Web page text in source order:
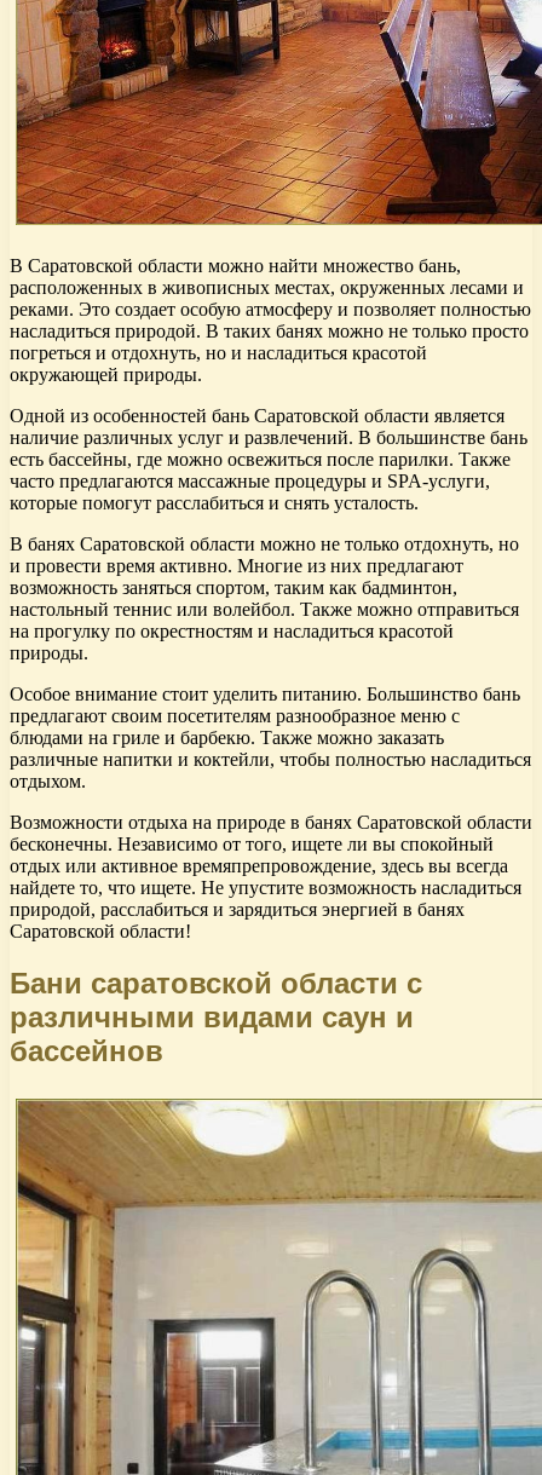
В Саратовской области можно найти множество бань,
расположенных в живописных местах, окруженных лесами и
реками. Это создает особую атмосферу и позволяет полностью
насладиться природой. В таких банях можно не только просто
погреться и отдохнуть, но и насладиться красотой
окружающей природы.
Одной из особенностей бань Саратовской области является
наличие различных услуг и развлечений. В большинстве бань
есть бассейны, где можно освежиться после парилки. Также
часто предлагаются массажные процедуры и SPA-услуги,
которые помогут расслабиться и снять усталость.
В банях Саратовской области можно не только отдохнуть, но
и провести время активно. Многие из них предлагают
возможность заняться спортом, таким как бадминтон,
настольный теннис или волейбол. Также можно отправиться
на прогулку по окрестностям и насладиться красотой
природы.
Особое внимание стоит уделить питанию. Большинство бань
предлагают своим посетителям разнообразное меню с
блюдами на гриле и барбекю. Также можно заказать
различные напитки и коктейли, чтобы полностью насладиться
отдыхом.
Возможности отдыха на природе в банях Саратовской области
бесконечны. Независимо от того, ищете ли вы спокойный
отдых или активное времяпрепровождение, здесь вы всегда
найдете то, что ищете. Не упустите возможность насладиться
природой, расслабиться и зарядиться энергией в банях
Саратовской области!
Бани саратовской области с
различными видами саун и
бассейнов